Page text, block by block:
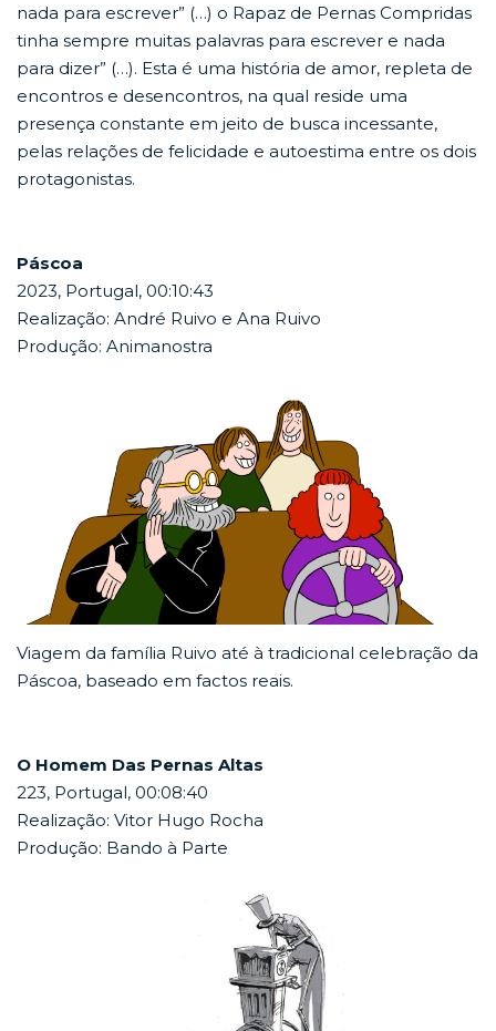
nada para escrever” (…) o Rapaz de Pernas Compridas
tinha sempre muitas palavras para escrever e nada
para dizer” (…). Esta é uma história de amor, repleta de
encontros e desencontros, na qual reside uma
presença constante em jeito de busca incessante,
pelas relações de felicidade e autoestima entre os dois
protagonistas.
Páscoa
2023, Portugal, 00:10:43
Realização: André Ruivo e Ana Ruivo
Produção: Animanostra
Viagem da família Ruivo até à tradicional celebração da
Páscoa, baseado em factos reais.
O Homem Das Pernas Altas
223, Portugal, 00:08:40
Realização: Vitor Hugo Rocha
Produção: Bando à Parte